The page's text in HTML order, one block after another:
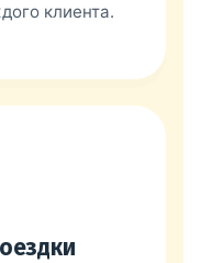
клиента.